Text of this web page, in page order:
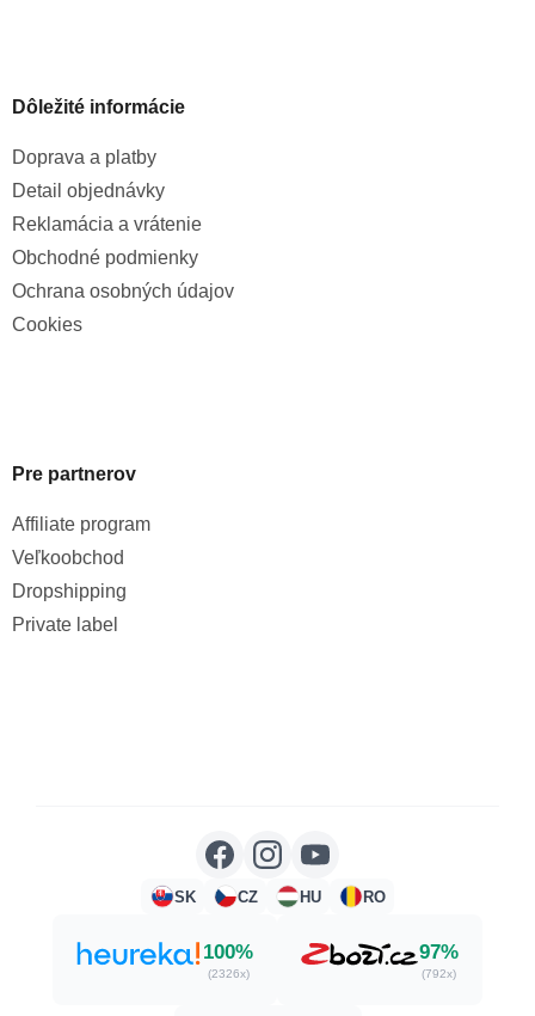
Dôležité informácie
Doprava a platby
Detail objednávky
Reklamácia a vrátenie
Obchodné podmienky
Ochrana osobných údajov
Cookies
Pre partnerov
Affiliate program
Veľkoobchod
Dropshipping
Private label
SK CZ HU RO
100%
(2326x)
97%
(792x)